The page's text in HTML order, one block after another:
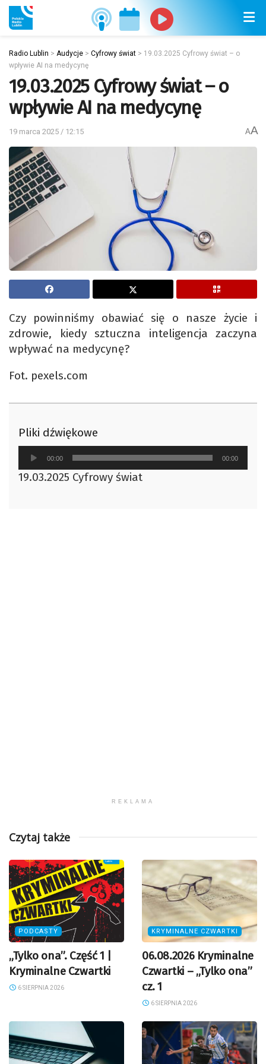
Radio Lublin > Audycje > Cyfrowy świat > 19.03.2025 Cyfrowy świat – o
wpływie AI na medycynę
19.03.2025 Cyfrowy świat – o
wpływie AI na medycynę
19 marca 2025 / 12:15 AA
Czy powinniśmy obawiać się o nasze życie i
zdrowie, kiedy sztuczna inteligencja zaczyna
wpływać na medycynę?
Fot. pexels.com
Pliki dźwiękowe
Odtwarzacz
plików
dźwiękowych
00:00 00:00
19.03.2025 Cyfrowy świat
REKLAMA
Czytaj także
PODCASTY
„Tylko ona”. Część 1 |
Kryminalne Czwartki
6 SIERPNIA 2026
KRYMINALNE CZWARTKI
06.08.2026 Kryminalne
Czwartki – „Tylko ona”
cz. 1
6 SIERPNIA 2026